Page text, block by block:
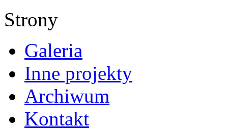
Strony
Galeria
Inne projekty
Archiwum
Kontakt